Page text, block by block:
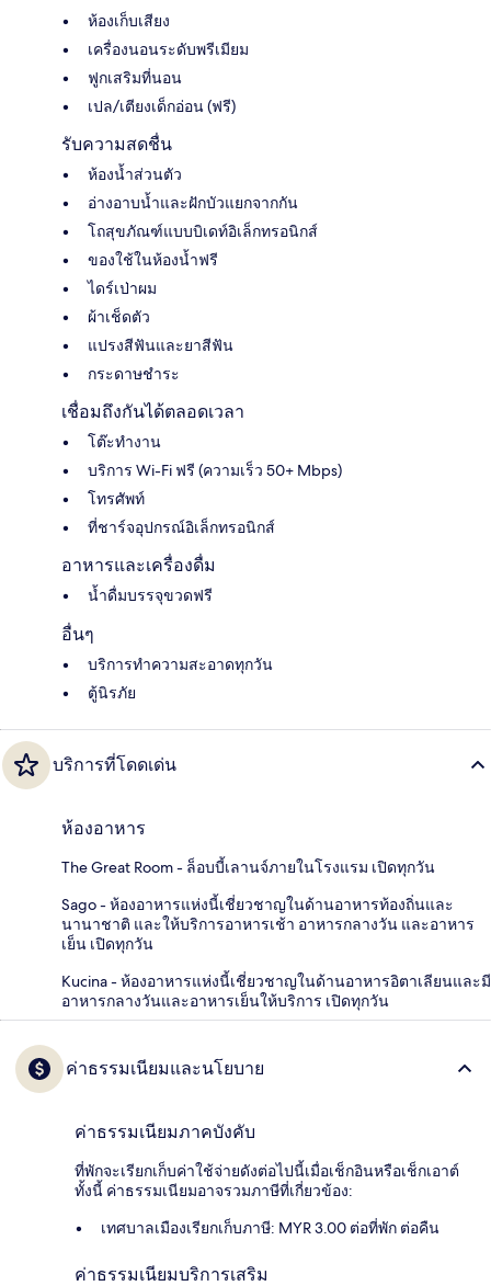
ห้องเก็บเสียง
เครื่องนอนระดับพรีเมียม
ฟูกเสริมที่นอน
เปล/เตียงเด็กอ่อน (ฟรี)
รับความสดชื่น
ห้องน้ำส่วนตัว
อ่างอาบน้ำและฝักบัวแยกจากกัน
โถสุขภัณฑ์แบบบิเดท์อิเล็กทรอนิกส์
ของใช้ในห้องน้ำฟรี
ไดร์เป่าผม
ผ้าเช็ดตัว
แปรงสีฟันและยาสีฟัน
กระดาษชำระ
เชื่อมถึงกันได้ตลอดเวลา
โต๊ะทำงาน
บริการ Wi-Fi ฟรี (ความเร็ว 50+ Mbps)
โทรศัพท์
ที่ชาร์จอุปกรณ์อิเล็กทรอนิกส์
อาหารและเครื่องดื่ม
น้ำดื่มบรรจุขวดฟรี
อื่นๆ
บริการทำความสะอาดทุกวัน
ตู้นิรภัย
บริการที่โดดเด่น
ห้องอาหาร
The Great Room - ล็อบบี้เลานจ์ภายในโรงแรม เปิดทุกวัน
Sago - ห้องอาหารแห่งนี้เชี่ยวชาญในด้านอาหารท้องถิ่นและ
นานาชาติ และให้บริการอาหารเช้า อาหารกลางวัน และอาหาร
เย็น เปิดทุกวัน
Kucina - ห้องอาหารแห่งนี้เชี่ยวชาญในด้านอาหารอิตาเลียนและมี
อาหารกลางวันและอาหารเย็นให้บริการ เปิดทุกวัน
ค่าธรรมเนียมและนโยบาย
ค่าธรรมเนียมภาคบังคับ
ที่พักจะเรียกเก็บค่าใช้จ่ายดังต่อไปนี้เมื่อเช็กอินหรือเช็กเอาต์
ทั้งนี้ ค่าธรรมเนียมอาจรวมภาษีที่เกี่ยวข้อง:
เทศบาลเมืองเรียกเก็บภาษี: MYR 3.00 ต่อที่พัก ต่อคืน
ค่าธรรมเนียมบริการเสริม